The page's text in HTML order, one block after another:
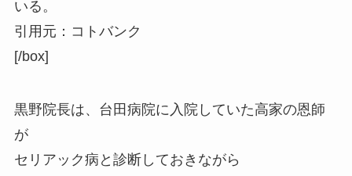
いる。
引用元：コトバンク
[/box]
黒野院長は、台田病院に入院していた高家の恩師
が
セリアック病と診断しておきながら